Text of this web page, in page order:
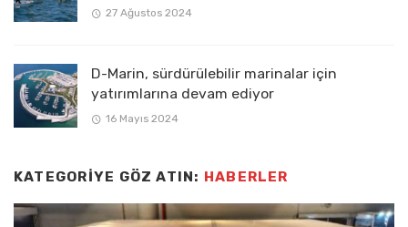
27 Ağustos 2024
D-Marin, sürdürülebilir marinalar için
yatırımlarına devam ediyor
16 Mayıs 2024
KATEGORIYE GÖZ ATIN: HABERLER